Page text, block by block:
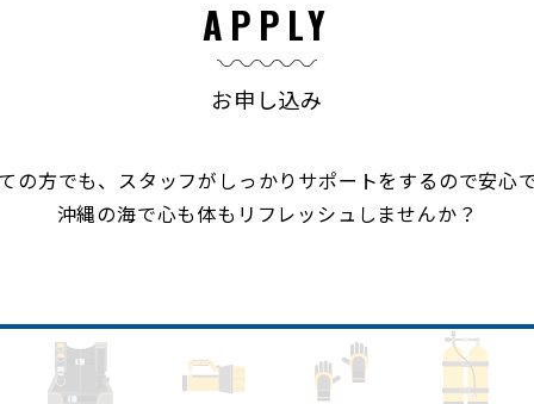
APPLY
お申し込み
の方でも、スタッフがしっかりサポートをするので安心
沖縄の海で心も体もリフレッシュしませんか？